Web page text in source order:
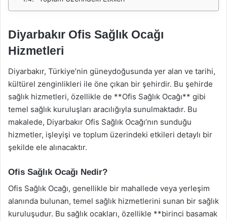
Diyarbakır Ofis Sağlık Ocağı
Hizmetleri
Diyarbakır, Türkiye’nin güneydoğusunda yer alan ve tarihi,
kültürel zenginlikleri ile öne çıkan bir şehirdir. Bu şehirde
sağlık hizmetleri, özellikle de **Ofis Sağlık Ocağı** gibi
temel sağlık kuruluşları aracılığıyla sunulmaktadır. Bu
makalede, Diyarbakır Ofis Sağlık Ocağı’nın sunduğu
hizmetler, işleyişi ve toplum üzerindeki etkileri detaylı bir
şekilde ele alınacaktır.
Ofis Sağlık Ocağı Nedir?
Ofis Sağlık Ocağı, genellikle bir mahallede veya yerleşim
alanında bulunan, temel sağlık hizmetlerini sunan bir sağlık
kuruluşudur. Bu sağlık ocakları, özellikle **birinci basamak